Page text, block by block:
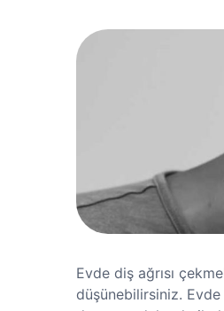
Evde diş ağrısı
düşünebilirsiniz.